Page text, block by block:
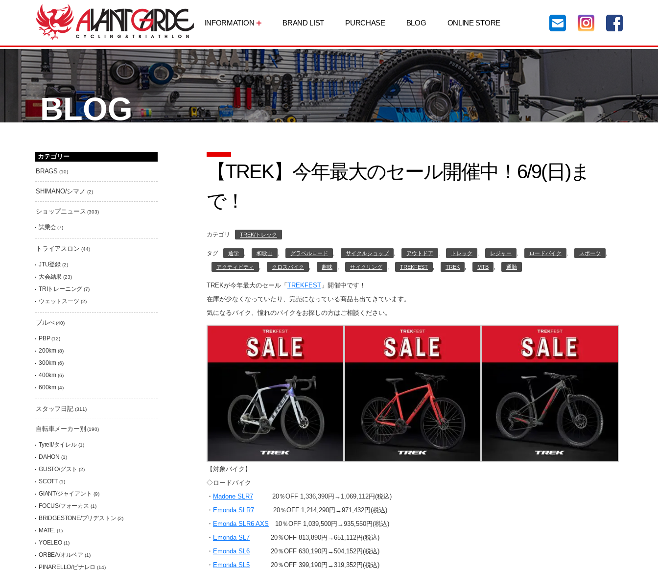
INFORMATION BRAND LIST PURCHASE BLOG ONLINE STORE
BLOG
【TREK】今年最大のセール開催中！6/9(日)ま
で！
カテゴリ TREK/トレック
タグ 通学 , 和歌山 , グラベルロード , サイクルショップ , アウトドア , トレック , レジャー , ロードバイク , スポーツ ,
アクティビティ , クロスバイク , 趣味 , サイクリング , TREKFEST , TREK , MTB , 通勤
TREKが今年最大のセール「 TREKFEST 」開催中です！
在庫が少なくなっていたり、完売になっている商品も出てきています。
気になるバイク、憧れのバイクをお探しの方はご相談ください。
【対象バイク】
◇ロードバイク
・ Madone SLR7 20％OFF 1,336,390円→1,069,112円(税込)
・ Emonda SLR7 20％OFF 1,214,290円→971,432円(税込)
・ Emonda SLR6 AXS 10％OFF 1,039,500円→935,550円(税込)
・ Emonda SL7 20％OFF 813,890円→651,112円(税込)
・ Emonda SL6 20％OFF 630,190円→504,152円(税込)
・ Emonda SL5 20％OFF 399,190円→319,352円(税込)
カテゴリー
BRAGS (10)
SHIMANO/シマノ (2)
ショップニュース (303)
試乗会(7)
トライアスロン (44)
JTU登録 (2)
大会結果 (23)
TRIトレーニング (7)
ウェットスーツ (2)
ブルべ(40)
PBP(12)
200km (8)
300km (6)
400km (6)
600km (4)
スタッフ日記(311)
自転車メーカー別 (190)
Tyrell/タイレル(1)
DAHON (1)
GUSTO/グスト (2)
SCOTT (1)
GIANT/ジャイアント (9)
FOCUS/フォーカス (1)
BRIDGESTONE/ブリヂストン (2)
MATE. (1)
YOELEO(1)
ORBEA/オルベア (1)
PINARELLO/ピナレロ (14)